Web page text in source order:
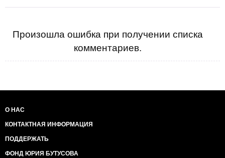
Произошла ошибка при получении списка
комментариев.
О НАС
КОНТАКТНАЯ ИНФОРМАЦИЯ
ПОДДЕРЖАТЬ
ФОНД ЮРИЯ БУТУСОВА